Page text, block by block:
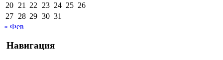
20 21 22 23 24 25 26
27 28 29 30 31
« Фев
Навигация